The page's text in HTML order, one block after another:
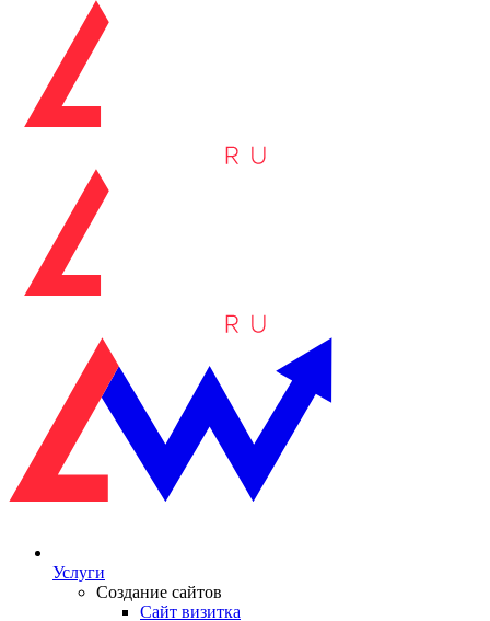
Услуги
Создание сайтов
Сайт визитка